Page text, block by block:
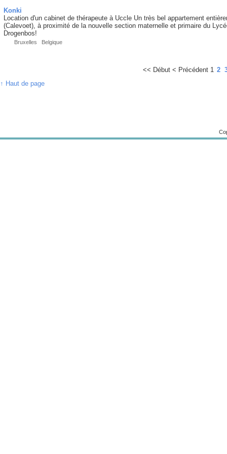
Konki
Location d'un cabinet de thérapeute à Uccle Un très bel appartement
(Calevoet), à proximité de la nouvelle section maternelle et primaire du
Drogenbos!
Bruxelles Belgique
<< Début < Précédent 1 2
↑ Haut de page